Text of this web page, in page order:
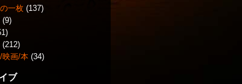
一枚 (137)
(9)
(212)
映画/本 (34)
ブ